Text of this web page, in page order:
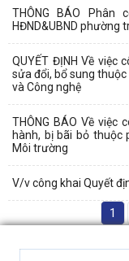
THÔNG BÁO Phân
HĐND&UBND phường
QUYẾT ĐỊNH Về việc
sửa đổi, bổ sung
và Công nghệ
THÔNG BÁO Về việc
hành, bị bãi bỏ thuộc
Môi trường
V/v công khai Quyết
1